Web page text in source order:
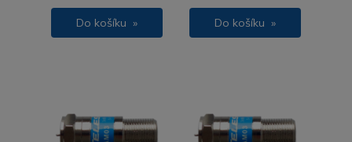
Do košíku » Do košíku »